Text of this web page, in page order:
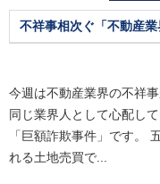
不祥事相次ぐ「不動産業
今週は不動産業界の不祥
同じ業界人として心配し
「巨額詐欺事件」です。
れる土地売買で...